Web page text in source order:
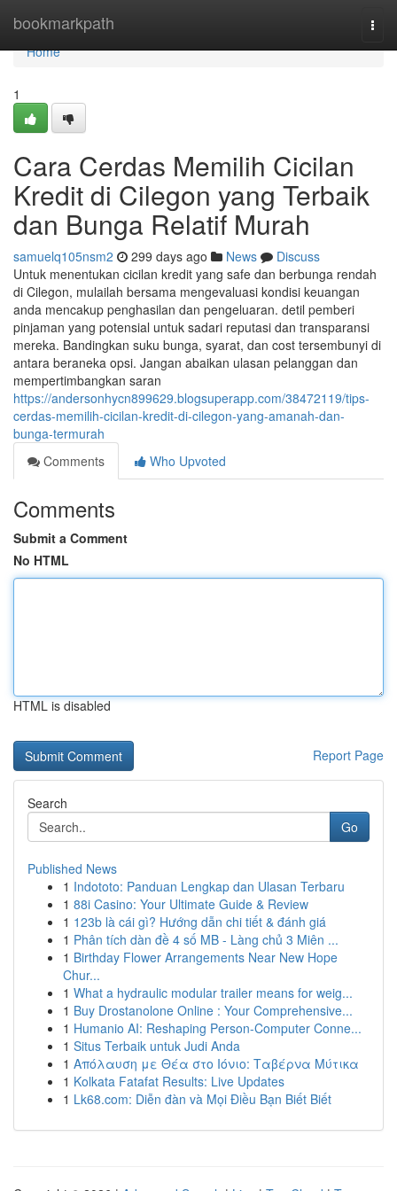
bookmarkpath
Home
Home
1
Cara Cerdas Memilih Cicilan
Kredit di Cilegon yang Terbaik
dan Bunga Relatif Murah
samuelq105nsm2 299 days ago News
Discuss
Untuk menentukan cicilan kredit yang safe dan berbunga rendah
di Cilegon, mulailah bersama mengevaluasi kondisi keuangan
anda mencakup penghasilan dan pengeluaran. detil pemberi
pinjaman yang potensial untuk sadari reputasi dan transparansi
mereka. Bandingkan suku bunga, syarat, dan cost tersembunyi di
antara beraneka opsi. Jangan abaikan ulasan pelanggan dan
mempertimbangkan saran
https://andersonhycn899629.blogsuperapp.com/38472119/tips-
cerdas-memilih-cicilan-kredit-di-cilegon-yang-amanah-dan-
bunga-termurah
Comments
Who Upvoted
Comments
Submit a Comment
No HTML
HTML is disabled
Report Page
Search
Go
Published News
1 Indototo: Panduan Lengkap dan Ulasan Terbaru
1 88i Casino: Your Ultimate Guide & Review
1 123b là cái gì? Hướng dẫn chi tiết & đánh giá
1 Phân tích dàn đề 4 số MB - Làng chủ 3 Miên ...
1 Birthday Flower Arrangements Near New Hope
Chur...
1 What a hydraulic modular trailer means for weig...
1 Buy Drostanolone Online : Your Comprehensive...
1 Humanio AI: Reshaping Person-Computer Conne...
1 Situs Terbaik untuk Judi Anda
1 Απόλαυση με Θέα στο Ιόνιο: Ταβέρνα Μύτικα
1 Kolkata Fatafat Results: Live Updates
1 Lk68.com: Diễn đàn và Mọi Điều Bạn Biết Biết